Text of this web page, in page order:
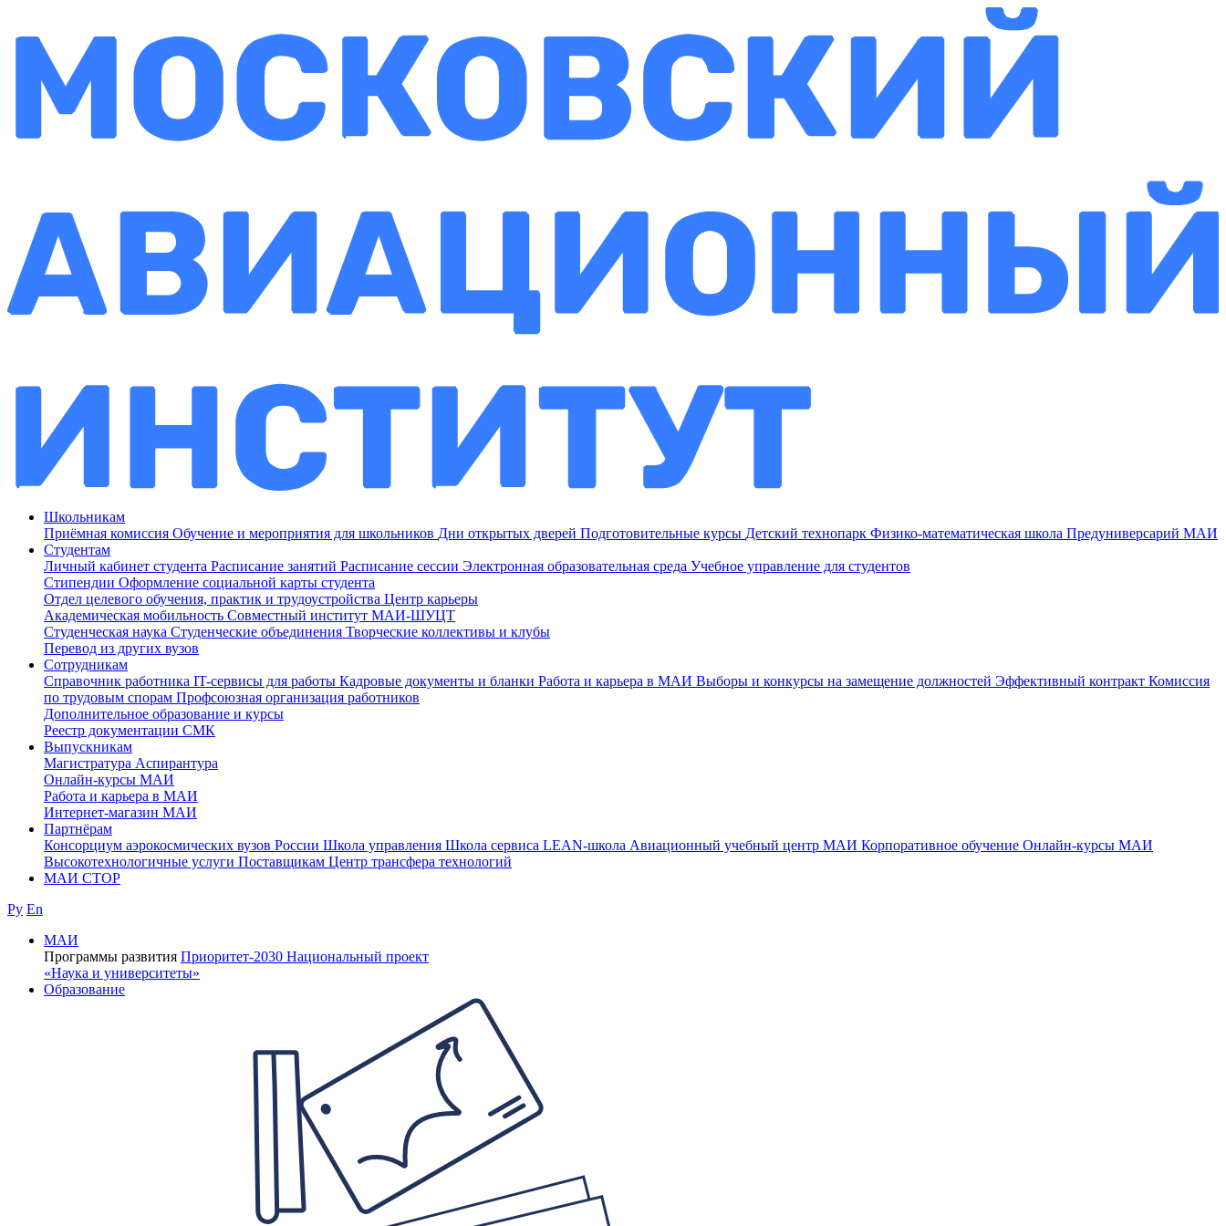
Школьникам
Приёмная комиссия Обучение и мероприятия для школьников Дни открытых дверей Подготовительные курсы Детский технопарк Физико-математическая школа Предуниверсарий МАИ
Студентам
Личный кабинет студента Расписание занятий Расписание сессии Электронная образовательная среда Учебное управление для студентов
Стипендии Оформление социальной карты студента
Отдел целевого обучения, практик и трудоустройства Центр карьеры
Академическая мобильность Совместный институт МАИ-ШУЦТ
Студенческая наука Студенческие объединения Творческие коллективы и клубы
Перевод из других вузов
Сотрудникам
Cправочник работника IT-сервисы для работы Кадровые документы и бланки Работа и карьера в МАИ Выборы и конкурсы на замещение должностей Эффективный контракт Комиссия
по трудовым спорам Профсоюзная организация работников
Дополнительное образование и курсы
Реестр документации СМК
Выпускникам
Магистратура Аспирантура
Онлайн-курсы МАИ
Работа и карьера в МАИ
Интернет-магазин МАИ
Партнёрам
Консорциум аэрокосмических вузов России Школа управления Школа сервиса LEAN-школа Авиационный учебный центр МАИ Корпоративное обучение Онлайн-курсы МАИ
Высокотехнологичные услуги Поставщикам Центр трансфера технологий
МАИ СТОР
Ру En
МАИ
Программы развития Приоритет-2030 Национальный проект
«Наука и университеты»
Образование